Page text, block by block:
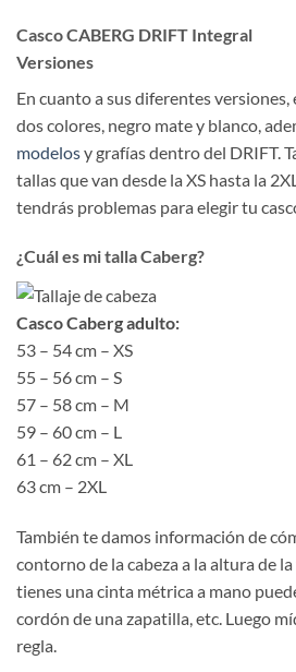
Casco CABERG DRIFT Integral
Versiones
En cuanto a sus diferentes versiones,
dos colores, negro mate y blanco,
modelosy grafías dentro del DRIFT.
tallas que van desde la XS hasta la
tendrás problemas para elegir tu
¿Cuál es mi talla Caberg?
Casco Caberg adulto:
53 – 54 cm – XS
55 – 56 cm – S
57 – 58 cm – M
59 – 60 cm – L
61 – 62 cm – XL
63 cm – 2XL
También te damos información de
contorno de la cabeza a la altura de
tienes una cinta métrica a mano
cordón de una zapatilla, etc. Luego
regla.